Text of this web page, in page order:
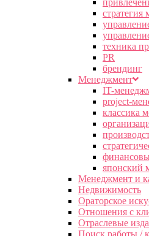
стратегия
техника
PR
брендинг
Менеджмент
IT-
project-
классика
японский
Менеджмент и
Недвижимость
Ораторское
Отношения с
Отраслевые
Поиск работы /